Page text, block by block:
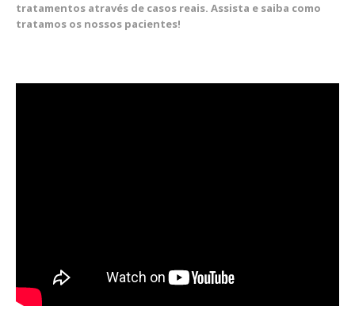
tratamentos através de casos reais. Assista e saiba como
tratamos os nossos pacientes!